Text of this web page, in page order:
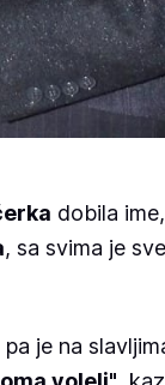
dobila
, sa svima je
je na